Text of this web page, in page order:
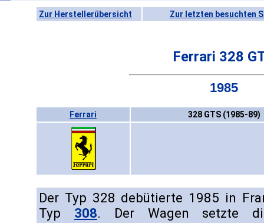
Zur Herstellerübersicht Zur letzten besuchten
Ferrari 328
1985
Ferrari 328 GTS (1985-89)
Der Typ 328 debütierte 1985 in
Typ 308. Der Wagen setzte